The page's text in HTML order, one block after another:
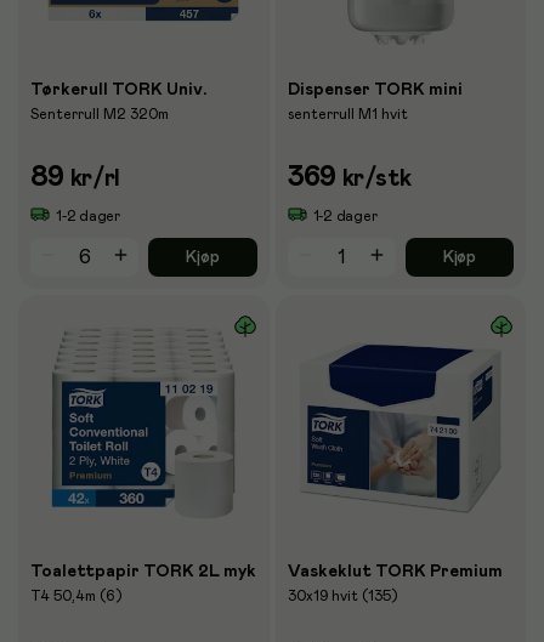
Tørkerull TORK Univ.
Senterrull M2 320m
89 kr/rl
1-2 dager
Kjøp
Dispenser TORK mini
senterrull M1 hvit
369 kr/stk
1-2 dager
Kjøp
Toalettpapir TORK 2L myk
T4 50,4m (6)
Vaskeklut TORK Premium
30x19 hvit (135)